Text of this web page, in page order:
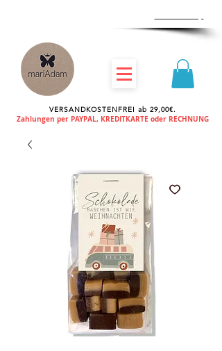
VERSANDKOSTENFREI ab 29,00€.
Zahlungen per PAYPAL, KREDITKARTE oder RECHNUNG